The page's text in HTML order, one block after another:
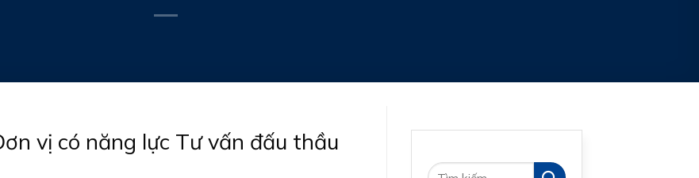
vị có năng lực Tư vấn đấu thầu